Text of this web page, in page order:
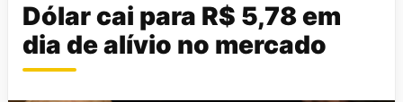
Dólar cai para R$ 5,78 em
dia de alívio no mercado